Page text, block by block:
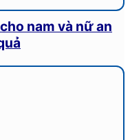
nam và nữ an